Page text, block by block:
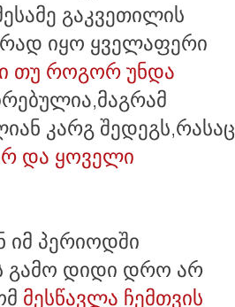
გაკვეთილის
იყო ყველაფერი
თუ როგორ უნდა
კარგ შედეგს,რასაც
და ყოველი
იმ პერიოდში
გამო დიდი დრო არ
მესწავლა ჩემთვის